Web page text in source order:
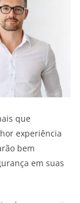
que
experiência
bem
em suas